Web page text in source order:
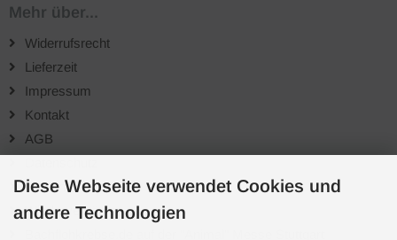
Mehr über...
Widerrufsrecht
Lieferzeit
Impressum
Kontakt
AGB
Versandkosten
Wiederverkäufer
Diese Webseite verwendet Cookies und
andere Technologien